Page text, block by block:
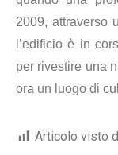
2009, attraverso
l’edificio è in
per rivestire una
ora un luogo di
Articolo visto